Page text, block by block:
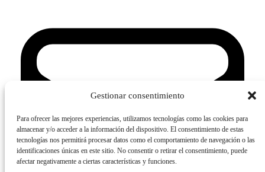
Gestionar consentimiento
Para ofrecer las mejores experiencias, utilizamos tecnologías como las cookies para
almacenar y/o acceder a la información del dispositivo. El consentimiento de estas
tecnologías nos permitirá procesar datos como el comportamiento de navegación o las
identificaciones únicas en este sitio. No consentir o retirar el consentimiento, puede
afectar negativamente a ciertas características y funciones.